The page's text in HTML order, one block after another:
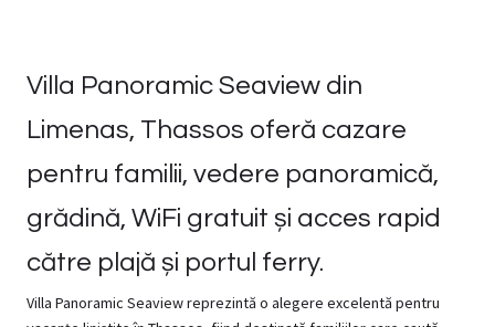
Villa Panoramic Seaview din
Limenas, Thassos oferă cazare
pentru familii, vedere panoramică,
grădină, WiFi gratuit și acces rapid
către plajă și portul ferry.
Villa Panoramic Seaview reprezintă o alegere excelentă pentru